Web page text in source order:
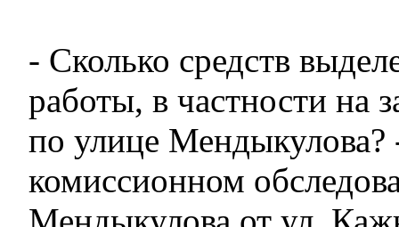
- Сколько средств
работы, в частности на
по улице
комиссионном